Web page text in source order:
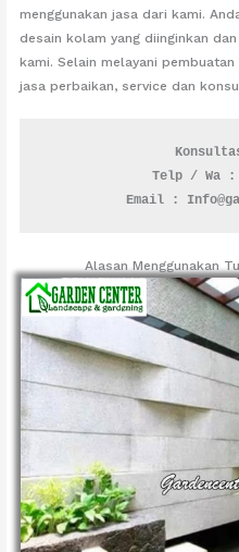
menggunakan jasa dari kami.
desain kolam yang diinginkan
kami. Selain melayani
jasa perbaikan, service dan
Telp / Wa :
Email :
Alasan Menggunakan